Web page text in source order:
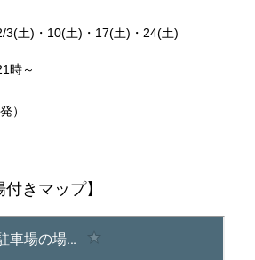
3(土)・10(土)・17(土)・24(土)
時～
）
きマップ】